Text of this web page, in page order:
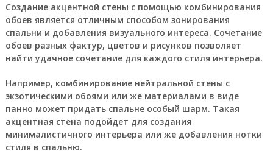
Создание акцентной стены с помощью комбинирования
обоев является отличным способом зонирования
спальни и добавления визуального интереса. Сочетание
обоев разных фактур, цветов и рисунков позволяет
найти удачное сочетание для каждого стиля интерьера.
Например, комбинирование нейтральной стены с
экзотическими обоями или же материалами в виде
панно может придать спальне особый шарм. Такая
акцентная стена подойдет для создания
минималистичного интерьера или же добавления нотки
стиля в спальню.